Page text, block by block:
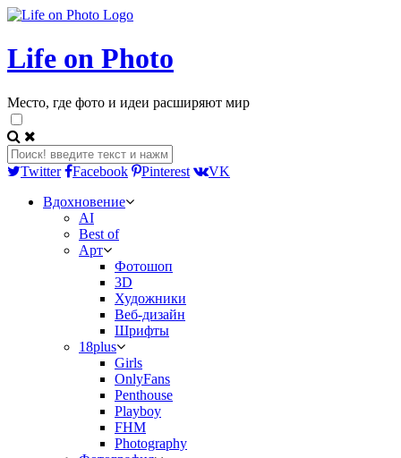
Life on Photo
Место, где фото и идеи расширяют мир
Twitter Facebook Pinterest
VK
Вдохновение
AI
Best of
Арт
Фотошоп
3D
Художники
Веб-дизайн
Шрифты
18plus
Girls
OnlyFans
Penthouse
Playboy
FHM
Photography